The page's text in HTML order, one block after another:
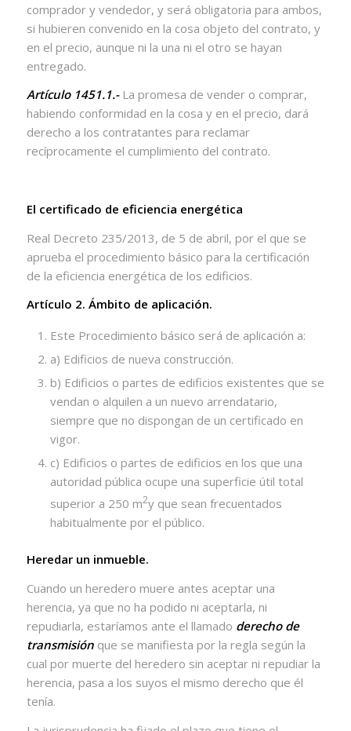
comprador y vendedor, y será obligatoria para ambos,
si hubieren convenido en la cosa objeto del contrato, y
en el precio, aunque ni la una ni el otro se hayan
entregado.
Artículo 1451.1.- La promesa de vender o comprar,
habiendo conformidad en la cosa y en el precio, dará
derecho a los contratantes para reclamar
recíprocamente el cumplimiento del contrato.
El certificado de eficiencia energética
Real Decreto 235/2013, de 5 de abril, por el que se
aprueba el procedimiento básico para la certificación
de la eficiencia energética de los edificios.
Artículo 2. Ámbito de aplicación.
Este Procedimiento básico será de aplicación a:
a) Edificios de nueva construcción.
b) Edificios o partes de edificios existentes que se
vendan o alquilen a un nuevo arrendatario,
siempre que no dispongan de un certificado en
vigor.
c) Edificios o partes de edificios en los que una
autoridad pública ocupe una superficie útil total
superior a 250 m2y que sean frecuentados
habitualmente por el público.
Heredar un inmueble.
Cuando un heredero muere antes aceptar una
herencia, ya que no ha podido ni aceptarla, ni
repudiarla, estaríamos ante el llamado derecho de
transmisiónque se manifiesta por la regla según la
cual por muerte del heredero sin aceptar ni repudiar la
herencia, pasa a los suyos el mismo derecho que él
tenía.